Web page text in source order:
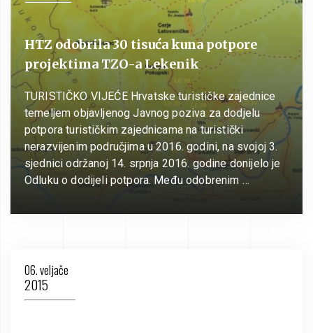
HTZ odobrila 30 tisuća kuna potpore
projektima TZO-a Lekenik
TURISTIČKO VIJEĆE Hrvatske turističke zajednice
temeljem objavljenog Javnog poziva za dodjelu
potpora turističkim zajednicama na turistički
nerazvijenim područjima u 2016. godini, na svojoj 3.
sjednici održanoj 14. srpnja 2016. godine donijelo je
Odluku o dodijeli potpora. Među odobrenim …
06. veljače
2015